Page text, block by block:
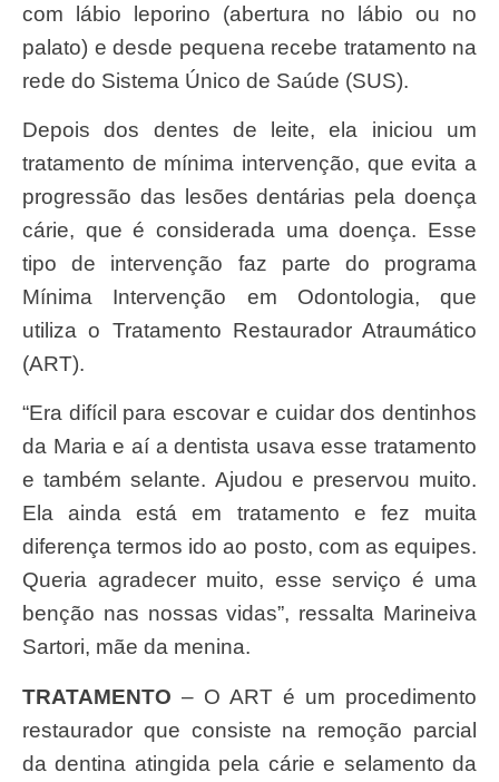
com lábio leporino (abertura no lábio ou no
palato) e desde pequena recebe tratamento na
rede do Sistema Único de Saúde (SUS).
Depois dos dentes de leite, ela iniciou um
tratamento de mínima intervenção, que evita a
progressão das lesões dentárias pela doença
cárie, que é considerada uma doença. Esse
tipo de intervenção faz parte do programa
Mínima Intervenção em Odontologia, que
utiliza o Tratamento Restaurador Atraumático
(ART).
“Era difícil para escovar e cuidar dos dentinhos
da Maria e aí a dentista usava esse tratamento
e também selante. Ajudou e preservou muito.
Ela ainda está em tratamento e fez muita
diferença termos ido ao posto, com as equipes.
Queria agradecer muito, esse serviço é uma
benção nas nossas vidas”, ressalta Marineiva
Sartori, mãe da menina.
TRATAMENTO – O ART é um procedimento
restaurador que consiste na remoção parcial
da dentina atingida pela cárie e selamento da